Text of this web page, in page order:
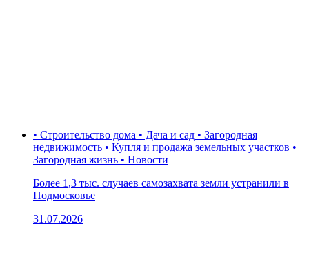
• Строительство дома • Дача и сад • Загородная
недвижимость • Купля и продажа земельных участков •
Загородная жизнь • Новости
Более 1,3 тыс. случаев самозахвата земли устранили в
Подмосковье
31.07.2026